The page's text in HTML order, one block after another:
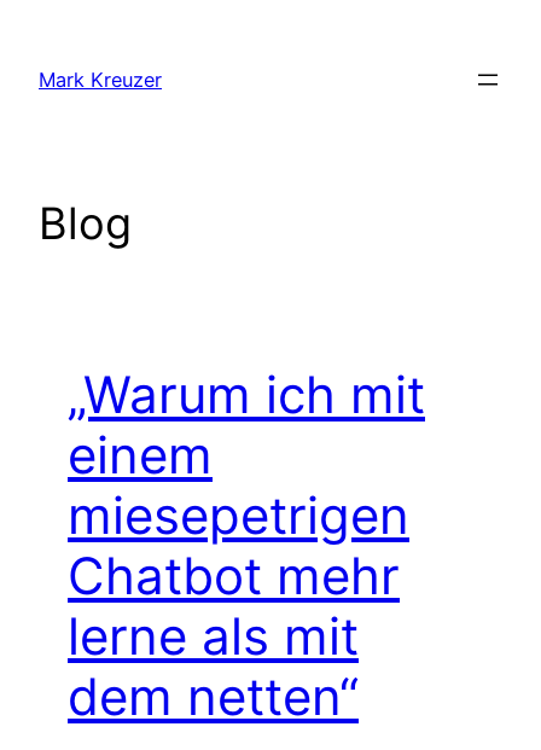
springen
Mark Kreuzer
Blog
„Warum ich mit
einem
miesepetrigen
Chatbot mehr
lerne als mit
dem netten“